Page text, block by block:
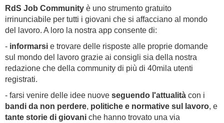
RdS Job Community è uno strumento gratuito
irrinunciabile per tutti i giovani che si affacciano al mondo
del lavoro. A loro la nostra app consente di:
- informarsi e trovare delle risposte alle proprie domande
sul mondo del lavoro grazie ai consigli sia della nostra
redazione che della community di più di 40mila utenti
registrati.
- farsi venire delle idee nuove seguendo l'attualità con i
bandi da non perdere, politiche e normative sul lavoro, e
tante storie di giovani che hanno trovato una via